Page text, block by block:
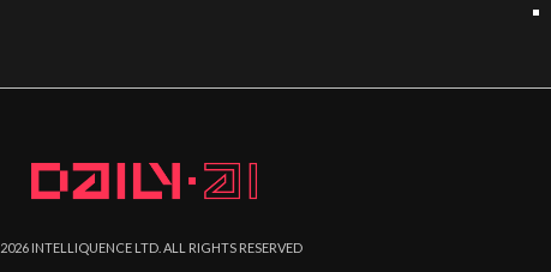
2026INTELLIQUENCE LTD. ALL RIGHTS RESERVED